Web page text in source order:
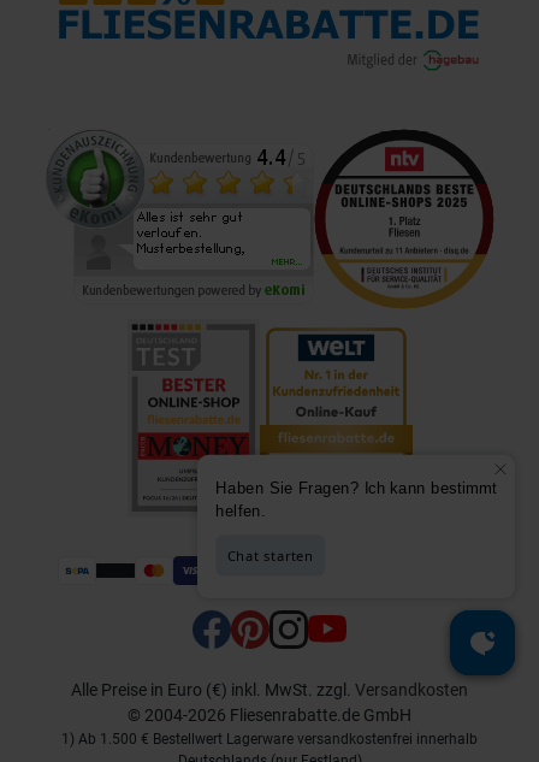
Alle Preise in Euro (€) inkl. MwSt. zzgl. Versandkosten
© 2004-2026 Fliesenrabatte.de GmbH
1) Ab 1.500 € Bestellwert Lagerware versandkostenfrei innerhalb